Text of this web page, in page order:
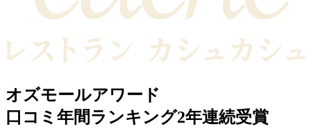
オズモールアワード
口コミ年間ランキング2年連続受賞